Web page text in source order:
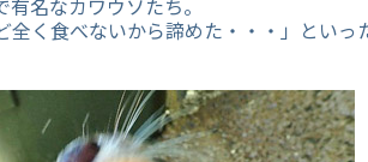
く食べないから諦めた・・・」といっ